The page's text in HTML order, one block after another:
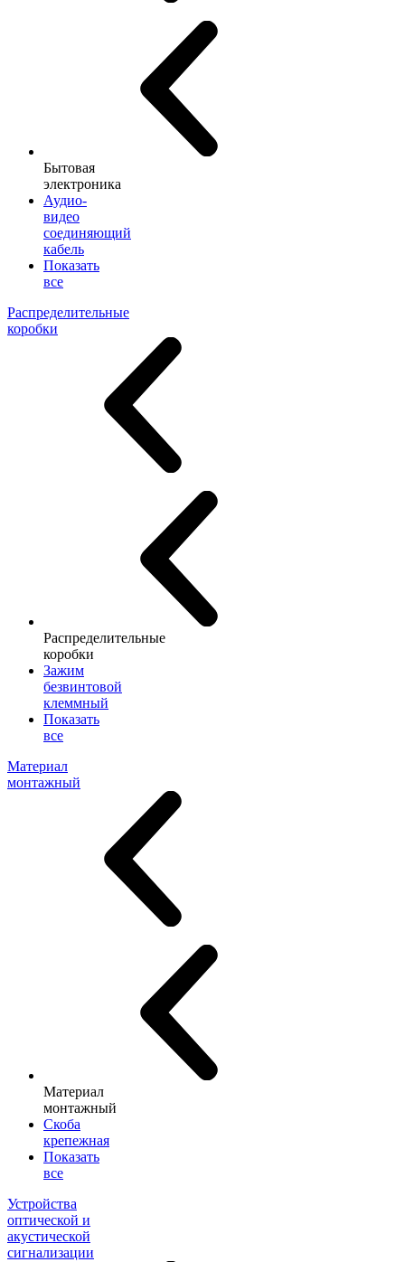
Бытовая
электроника
Аудио-
видео
соединяющий
кабель
Показать
все
Распределительные
коробки
Распределительные
коробки
Зажим
безвинтовой
клеммный
Показать
все
Материал
монтажный
Материал
монтажный
Скоба
крепежная
Показать
все
Устройства
оптической и
акустической
сигнализации